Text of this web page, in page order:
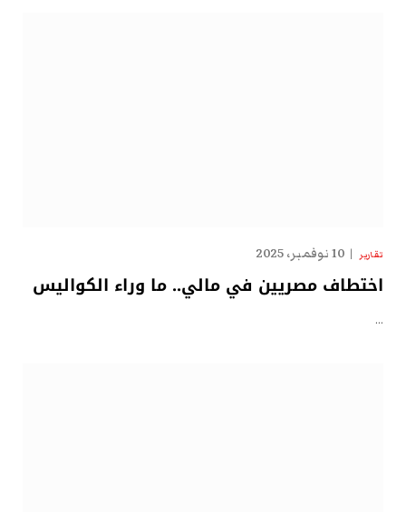
تقارير 10 نوفمبر، 2025
اختطاف مصريين في مالي.. ما وراء الكواليس
…